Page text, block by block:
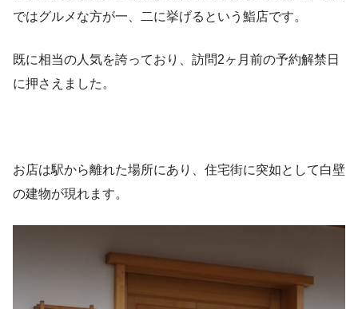
ではグルメな方が一、二に挙げるという鮨店です。
既に相当の人気を誇っており、訪問2ヶ月前の予約解禁日
に押さえました。
お店は駅から離れた場所にあり、住宅街に突如として白壁
の建物が現れます。